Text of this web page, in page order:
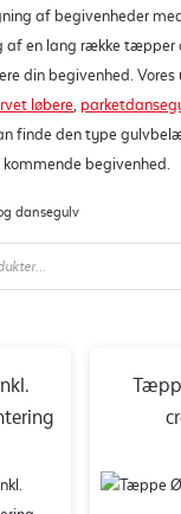
dansegulv
af begivenheder med
af en lang række tæpper
din begivenhed. Vores
løbere,
finde den type
begivenhed.